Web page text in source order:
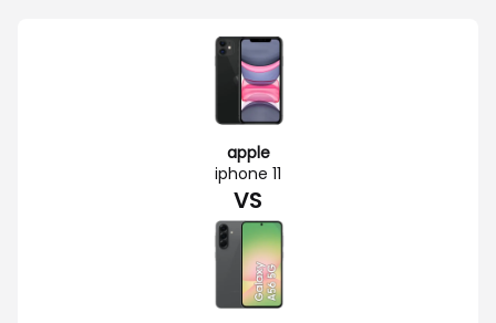
apple
iphone 11
VS